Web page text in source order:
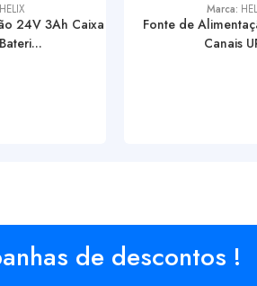
HELIX
24V 3Ah Caixa
Marca:
Fonte de
Canais
de descontos !